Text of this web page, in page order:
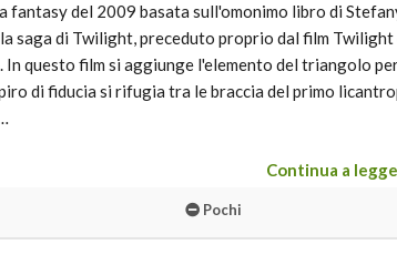
fantasy del 2009 basata sull'omonimo libro di
saga di Twilight, preceduto proprio dal film Twilight
In questo film si aggiunge l'elemento del triangolo
di fiducia si rifugia tra le braccia del primo
Continua a
Pochi